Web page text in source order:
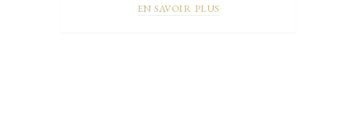
EN SAVOIR PLUS